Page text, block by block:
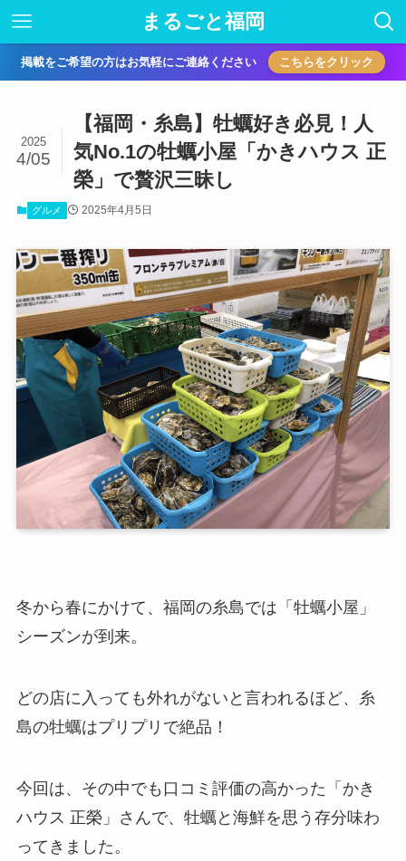
まるごと福岡
掲載をご希望の方はお気軽にご連絡ください こちらをクリック
【福岡・糸島】牡蠣好き必見！人
気No.1の牡蠣小屋「かきハウス 正
榮」で贅沢三昧し
2025
4/05
グルメ 2025年4月5日
冬から春にかけて、福岡の糸島では「牡蠣小屋」
シーズンが到来。
どの店に入っても外れがないと言われるほど、糸
島の牡蠣はプリプリで絶品！
今回は、その中でも口コミ評価の高かった「かき
ハウス 正榮」さんで、牡蠣と海鮮を思う存分味わ
ってきました。